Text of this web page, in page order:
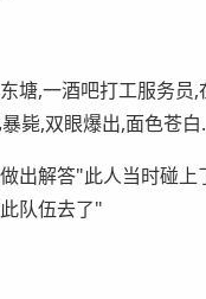
塘,一酒吧打工服务
毙,双眼爆出,面色苍白
出解答"此人当时碰
队伍去了"